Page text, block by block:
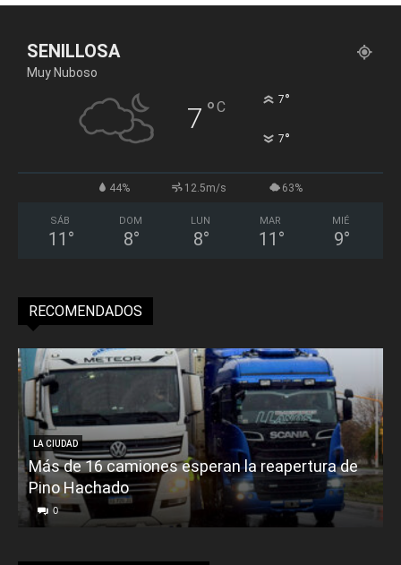
SENILLOSA
Muy Nuboso
7 °C 7°
7°
44% 12.5m/s 63%
SÁB
11 °
DOM
8°
LUN
8°
MAR
11 °
MIÉ
9°
RECOMENDADOS
LA CIUDAD
Más de 16 camiones esperan la reapertura de
Pino Hachado
0